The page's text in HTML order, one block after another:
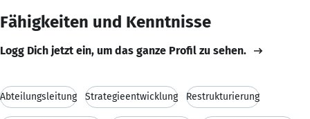
Fähigkeiten und Kenntnisse
Logg Dich jetzt ein, um das ganze Profil zu sehen.
Abteilungsleitung Strategieentwicklung Restrukturierung